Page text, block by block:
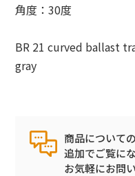
角度：30度
BR 21 curved ballast
gray
商品について
追加でご覧に
お気軽にお問